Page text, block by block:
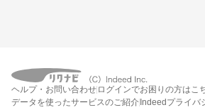
エントリーするとプログラム
受け取れるようにな
ヘルプ・お問い合わせ ログインでお困りの方はこ
データを使ったサービスのご紹介 Indeedプライバ